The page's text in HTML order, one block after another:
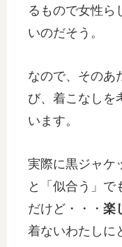
るもので女性ら
いのだそう。
なので、そのあ
び、着こなしを
います。
実際に黒ジャケ
と「似合う」で
だけど・・・ 楽
着ないわたしに